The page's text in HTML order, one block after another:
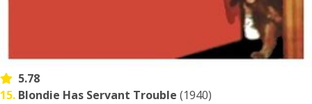
5.78
15. Blondie Has Servant Trouble (1940)